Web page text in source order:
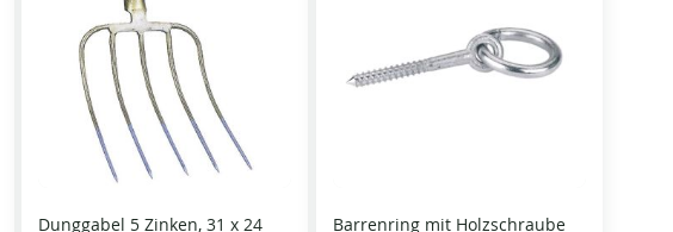
Dunggabel 5 Zinken, 31 x 24
Barrenring mit Holzschraube